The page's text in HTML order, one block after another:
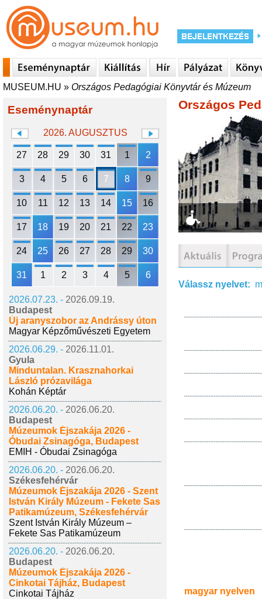
MUSEUM.HU » Országos Pedagógiai Könyvtár és Múzeum
Eseménynaptár
2026. AUGUSZTUS
27 28 29 30 31 1 2
3 4 5 6 7 8 9
10 11 12 13 14 15 16
17 18 19 20 21 22 23
24 25 26 27 28 29 30
31 1 2 3 4 5 6
2026.07.23. - 2026.09.19.
Budapest
Új aranyszobor az Andrássy úton
Magyar Képzőművészeti Egyetem
2026.06.29. - 2026.11.01.
Gyula
Minduntalan. Krasznahorkai
László prózavilága
Kohán Képtár
2026.06.20. - 2026.06.20.
Budapest
Múzeumok Éjszakája 2026 -
Óbudai Zsinagóga, Budapest
EMIH - Óbudai Zsinagóga
2026.06.20. - 2026.06.20.
Székesfehérvár
Múzeumok Éjszakája 2026 - Szent
István Király Múzeum - Fekete Sas
Patikamúzeum, Székesfehérvár
Szent István Király Múzeum –
Fekete Sas Patikamúzeum
2026.06.20. - 2026.06.20.
Budapest
Múzeumok Éjszakája 2026 -
Cinkotai Tájház, Budapest
Cinkotai Tájház
Országos
Válassz nyelvet:
magyar nyelven